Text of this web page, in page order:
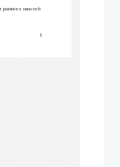
1
potence z osnovo b